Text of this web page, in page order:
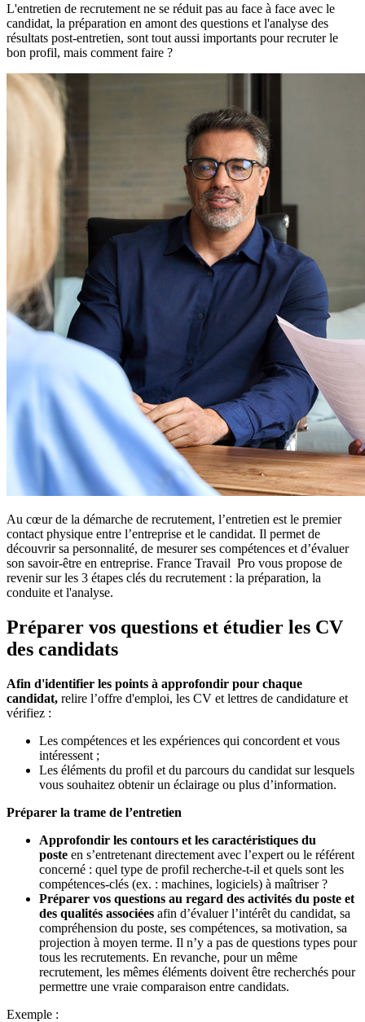
L'entretien de recrutement ne se réduit pas au face à face avec le
candidat, la préparation en amont des questions et l'analyse des
résultats post-entretien, sont tout aussi importants pour recruter le
bon profil, mais comment faire ?
Au cœur de la démarche de recrutement, l’entretien est le premier
contact physique entre l’entreprise et le candidat. Il permet de
découvrir sa personnalité, de mesurer ses compétences et d’évaluer
son savoir-être en entreprise. France Travail Pro vous propose de
revenir sur les 3 étapes clés du recrutement : la préparation, la
conduite et l'analyse.
Préparer vos questions et étudier les CV
des candidats
Afin d'identifier les points à approfondir pour chaque
candidat, relire l’offre d'emploi, les CV et lettres de candidature et
vérifiez :
Les compétences et les expériences qui concordent et vous
intéressent ;
Les éléments du profil et du parcours du candidat sur lesquels
vous souhaitez obtenir un éclairage ou plus d’information.
Préparer la trame de l’entretien
Approfondir les contours et les caractéristiques du
poste en s’entretenant directement avec l’expert ou le référent
concerné : quel type de profil recherche-t-il et quels sont les
compétences-clés (ex. : machines, logiciels) à maîtriser ?
Préparer vos questions au regard des activités du poste et
des qualités associées afin d’évaluer l’intérêt du candidat, sa
compréhension du poste, ses compétences, sa motivation, sa
projection à moyen terme. Il n’y a pas de questions types pour
tous les recrutements. En revanche, pour un même
recrutement, les mêmes éléments doivent être recherchés pour
permettre une vraie comparaison entre candidats.
Exemple :